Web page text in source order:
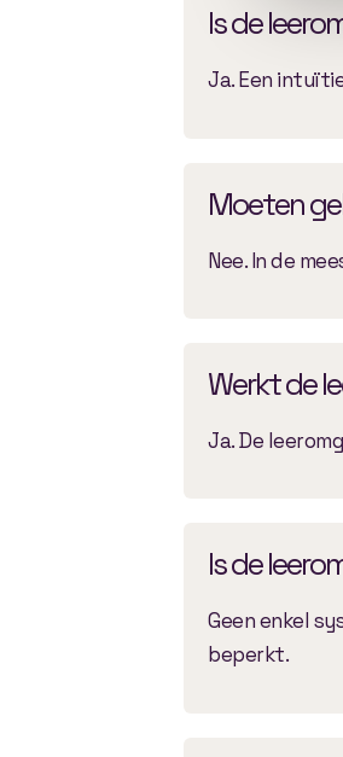
Is de
Ja. Een
Moeten
Nee. In de
Werkt de
Ja. De
Is de
Geen enkel
beperkt.